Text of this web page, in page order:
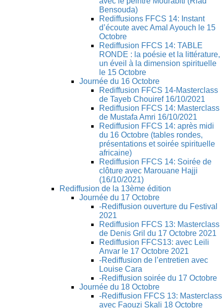
Bensouda)
Rediffusions FFCS 14: Instant
d’écoute avec Amal Ayouch le 15
Octobre
Rediffusion FFCS 14: TABLE
RONDE : la poésie et la littérature,
un éveil à la dimension spirituelle
le 15 Octobre
Journée du 16 Octobre
Rediffusion FFCS 14-Masterclass
de Tayeb Chouiref 16/10/2021
Rediffusion FFCS 14: Masterclass
de Mustafa Amri 16/10/2021
Rediffusion FFCS 14: après midi
du 16 Octobre (tables rondes,
présentations et soirée spirituelle
africaine)
Rediffusion FFCS 14: Soirée de
clôture avec Marouane Hajji
(16/10/2021)
Rediffusion de la 13ème édition
Journée du 17 Octobre
-Rediffusion ouverture du Festival
2021
Rediffusion FFCS 13: Masterclass
de Denis Gril du 17 Octobre 2021
Rediffusion FFCS13: avec Leili
Anvar le 17 Octobre 2021
-Rediffusion de l’entretien avec
Louise Cara
-Rediffusion soirée du 17 Octobre
Journée du 18 Octobre
-Rediffusion FFCS 13: Masterclass
avec Faouzi Skali 18 Octobre